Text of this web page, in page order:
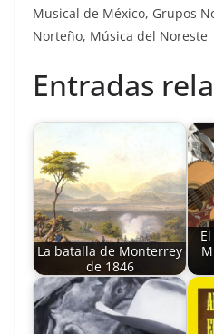
Musical de México, Grupos
Norteño, Música del Noreste
Entradas
La batalla de Monterrey
de 1846